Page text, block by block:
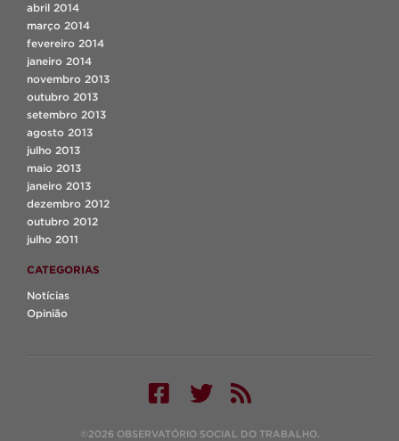
abril 2014
março 2014
fevereiro 2014
janeiro 2014
novembro 2013
outubro 2013
setembro 2013
agosto 2013
julho 2013
maio 2013
janeiro 2013
dezembro 2012
outubro 2012
julho 2011
CATEGORIAS
Notícias
Opinião
©2026 OBSERVATÓRIO SOCIAL DO TRABALHO.